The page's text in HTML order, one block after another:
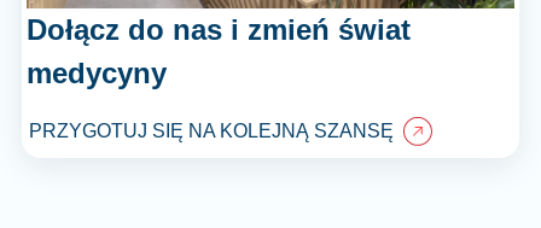
Dołącz do nas i zmień świat
medycyny
PRZYGOTUJ SIĘ NA KOLEJNĄ SZANSĘ